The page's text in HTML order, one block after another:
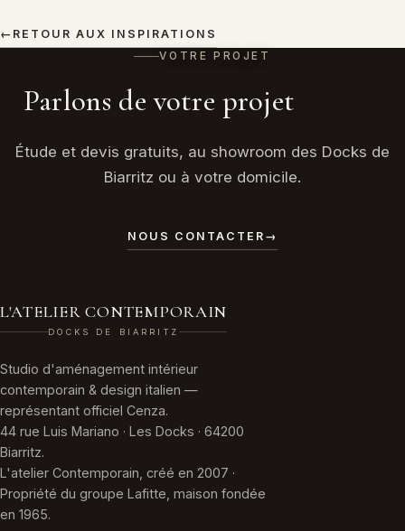
← RETOUR AUX INSPIRATIONS
VOTRE PROJET
Parlons de votre projet
Étude et devis gratuits, au showroom des Docks de
Biarritz ou à votre domicile.
NOUS CONTACTER →
L'ATELIER CONTEMPORAIN
DOCKS DE BIARRITZ
Studio d'aménagement intérieur
contemporain & design italien —
représentant officiel Cenza.
44 rue Luis Mariano · Les Docks · 64200
Biarritz.
L'atelier Contemporain, créé en 2007 ·
Propriété du groupe Lafitte, maison fondée
en 1965.